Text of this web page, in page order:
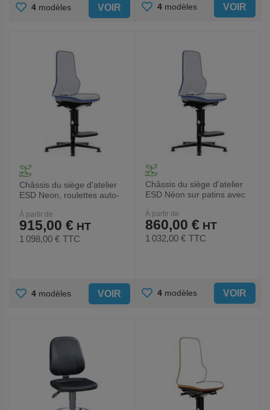
AJOUTER
FAVORIS
4 modèles VOIR AJOUTER
FAVORIS
4 modèles VOIR
Châssis du siège d'atelier
ESD Neon, roulettes auto-
À partir de
915,00 €
1 098,00 € TTC
AJOUTER
FAVORIS
4 modèles VOIR
Châssis du siège d'atelier
ESD Néon sur patins avec
À partir de
860,00 €
1 032,00 € TTC
AJOUTER
4 modèles VOIR